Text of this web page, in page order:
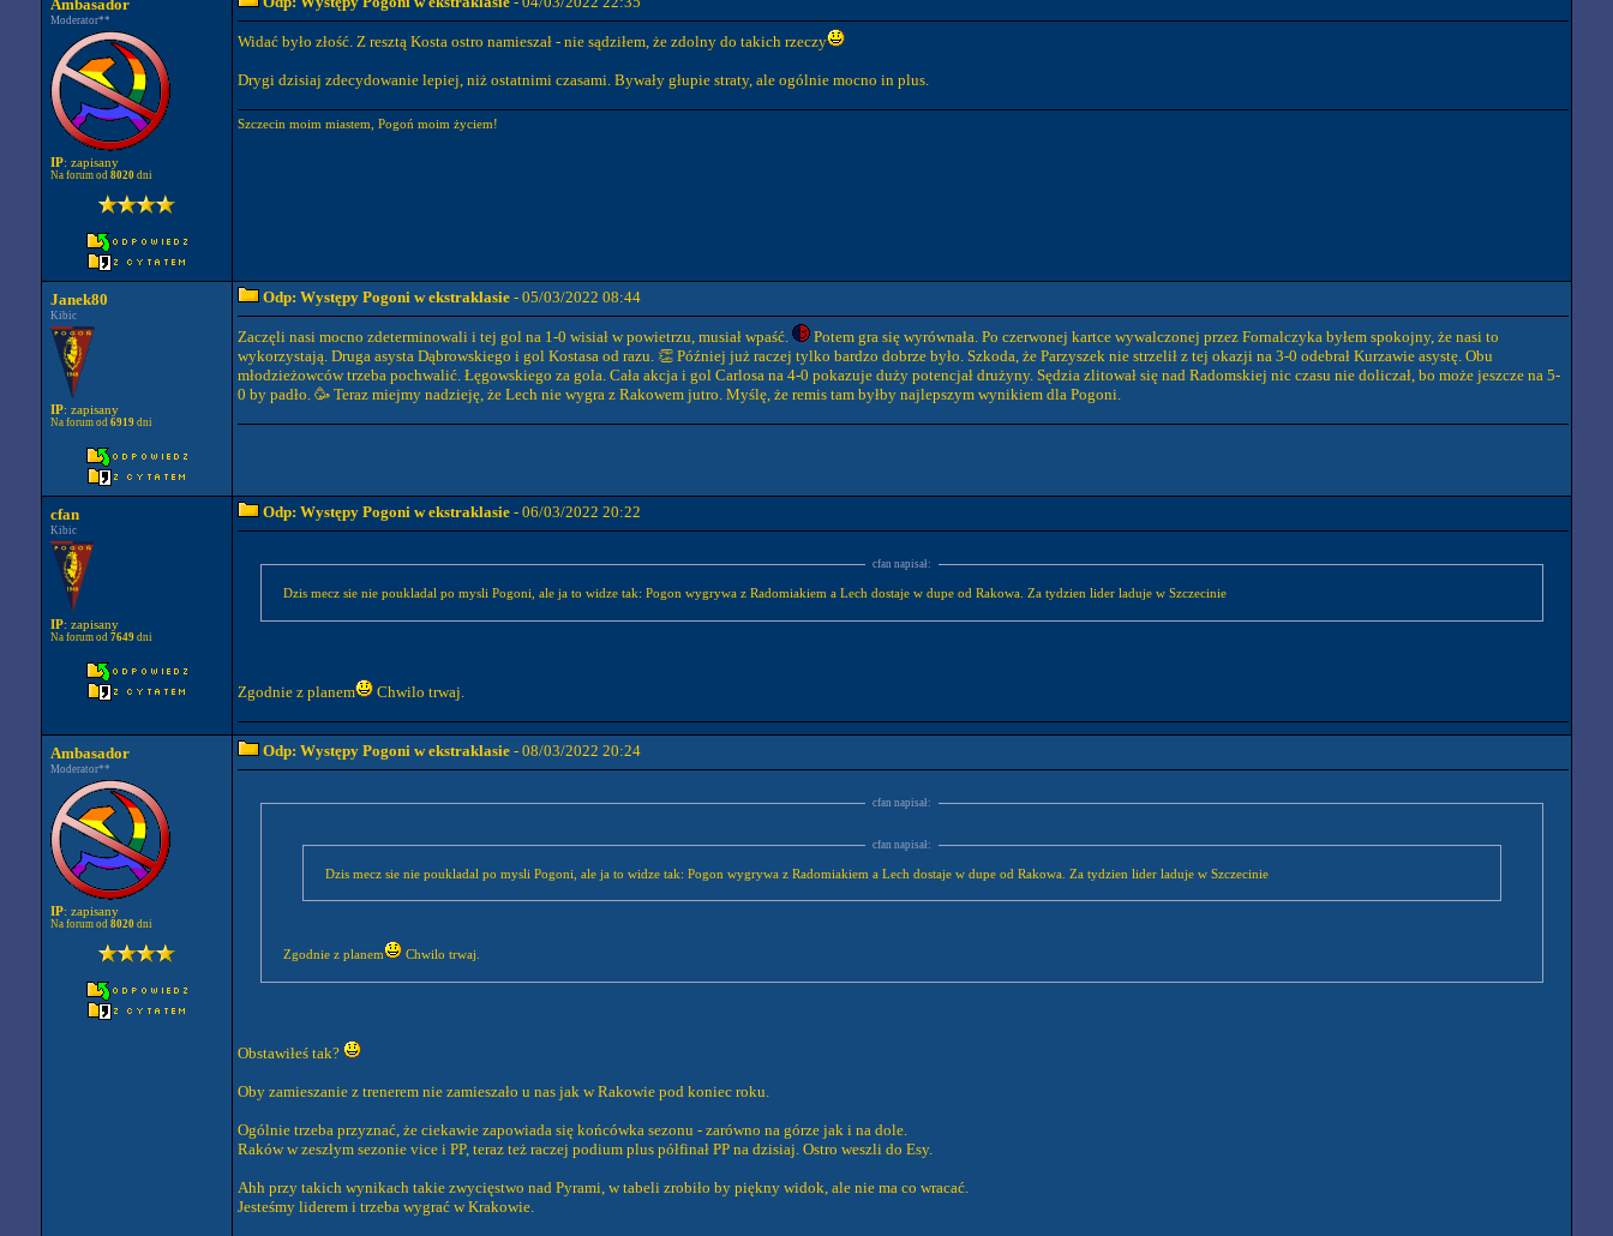
Ambasador
Moderator**
IP: zapisany
Na forum od 8020 dni
Widać było złość. Z resztą Kosta ostro namieszał - nie sądziłem, że zdolny do takich rzeczy
Drygi dzisiaj zdecydowanie lepiej, niż ostatnimi czasami. Bywały głupie straty, ale ogólnie mocno in plus.
Szczecin moim miastem, Pogoń moim życiem!
Janek80
Kibic
IP: zapisany
Na forum od 6919 dni
Odp: Występy Pogoni w ekstraklasie - 05/03/2022 08:44
Zaczęli nasi mocno zdeterminowali i tej gol na 1-0 wisiał w powietrzu, musiał wpaść.
Potem gra się wyrównała. Po czerwonej kartce wywalczonej przez Fornalczyka byłem spokojny, że nasi to
wykorzystają. Druga asysta Dąbrowskiego i gol Kostasa od razu. 👏 Później już raczej tylko bardzo dobrze było. Szkoda, że Parzyszek nie strzelił z tej okazji na 3-0 odebrał Kurzawie asystę. Obu
młodzieżowców trzeba pochwalić. Łęgowskiego za gola. Cała akcja i gol Carlosa na 4-0 pokazuje duży potencjał drużyny. Sędzia zlitował się nad Radomskiej nic czasu nie doliczał, bo może jeszcze na 5-
0 by padło. 🥳 Teraz miejmy nadzieję, że Lech nie wygra z Rakowem jutro. Myślę, że remis tam byłby najlepszym wynikiem dla Pogoni.
cfan
Kibic
IP: zapisany
Na forum od 7649 dni
Odp: Występy Pogoni w ekstraklasie - 06/03/2022 20:22
cfan napisał:
Dzis mecz sie nie poukladal po mysli Pogoni, ale ja to widze tak: Pogon wygrywa z Radomiakiem a Lech dostaje w dupe od Rakowa. Za tydzien lider laduje w Szczecinie
Zgodnie z planem Chwilo trwaj.
Ambasador
Moderator**
IP: zapisany
Na forum od 8020 dni
Odp: Występy Pogoni w ekstraklasie - 08/03/2022 20:24
cfan napisał:
cfan napisał:
Dzis mecz sie nie poukladal po mysli Pogoni, ale ja to widze tak: Pogon wygrywa z Radomiakiem a Lech dostaje w dupe od Rakowa. Za tydzien lider laduje w Szczecinie
Zgodnie z planem Chwilo trwaj.
Obstawiłeś tak?
Oby zamieszanie z trenerem nie zamieszało u nas jak w Rakowie pod koniec roku.
Ogólnie trzeba przyznać, że ciekawie zapowiada się końcówka sezonu - zarówno na górze jak i na dole.
Raków w zeszłym sezonie vice i PP, teraz też raczej podium plus półfinał PP na dzisiaj. Ostro weszli do Esy.
Ahh przy takich wynikach takie zwycięstwo nad Pyrami, w tabeli zrobiło by piękny widok, ale nie ma co wracać.
Jesteśmy liderem i trzeba wygrać w Krakowie.